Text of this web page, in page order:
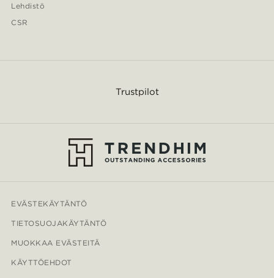
Lehdistö
CSR
Trustpilot
EVÄSTEKÄYTÄNTÖ
TIETOSUOJAKÄYTÄNTÖ
MUOKKAA EVÄSTEITÄ
KÄYTTÖEHDOT